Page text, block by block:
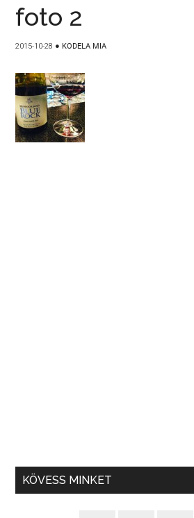
foto 2
2015-10-28 ● KODELA MIA
KÖVESS MINKET